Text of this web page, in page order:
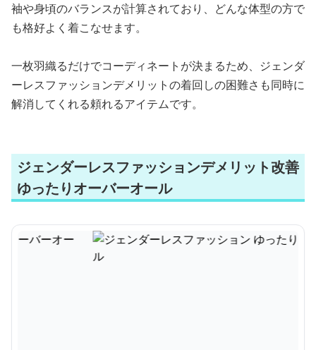
袖や身頃のバランスが計算されており、どんな体型の方で
も格好よく着こなせます。
一枚羽織るだけでコーディネートが決まるため、ジェンダ
ーレスファッションデメリットの着回しの困難さも同時に
解消してくれる頼れるアイテムです。
ジェンダーレスファッションデメリット改善
ゆったりオーバーオール